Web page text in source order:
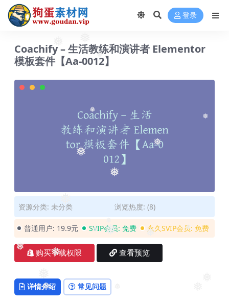
❅
❅
❅
❅
❅
❅
❅
❅
❅
❅
❅
❅
❅
❅
❅
❅
❅
登录
Coachify – 生活教练和演讲者 Elementor
模板套件【Aa-0012】
资源分类: 未分类 浏览热度: (8)
普通用户: 19.9元 SVIP会员: 免费 永久SVIP会员: 免费
购买下载权限 查看预览
详情介绍 常见问题